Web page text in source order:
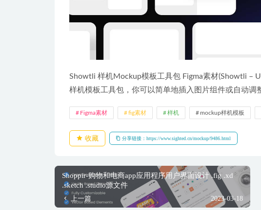
Showtli 样机Mockup模板工具包 Figma素材(Showtli –
样机模板工具包，你可以简单地插入图片组件或自动调
Figma素材 fig素材 样机 mockup样机模板
收藏 分享链接：https://www.sighted.cn/mockup/9486.html
Shoppir-购物和电商app应用程序用户界面设计 .fig .xd
.sketch .studio源文件
上一篇 2023-03-18